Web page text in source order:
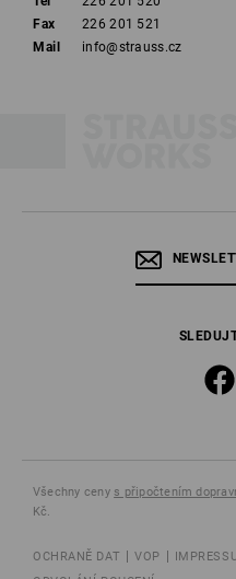
Fax
226 201 521
Mail
info@strauss.cz
Všechny ceny s připočtením
Kč.
OCHRANĚ DAT VOP